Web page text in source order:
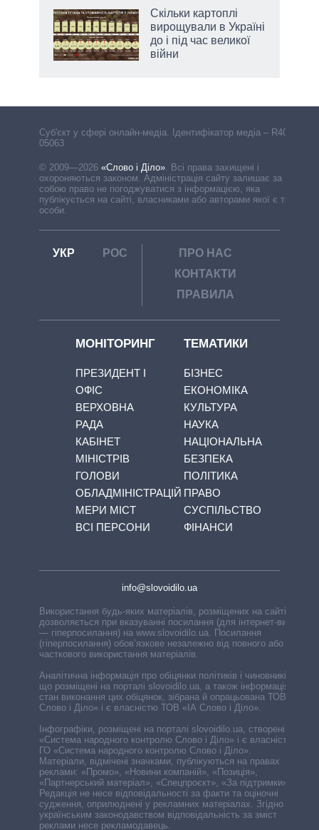
Скільки картоплі
вирощували в Україні
до і під час великої
війни
Cуб'єкт у сфері онлайн-медіа. Ідентифікатор медіа – R40-
05063
© 2009—2026 «Слово і Діло». Всі права захищені і
охороняються законом. Адміністрація сайту залишає за
собою право не погоджуватися з інформацією, яка
публікується на сайті, власниками або авторами якої є треті
особи.
УКР РОС
ПРО НАС
КОНТАКТИ
ПРАВИЛА
МОНІТОРИНГ
ПРЕЗИДЕНТ І
ОФІС
ВЕРХОВНА
РАДА
КАБІНЕТ
МІНІСТРІВ
ГОЛОВИ
ОБЛАДМІНІСТРАЦІЙ
МЕРИ МІСТ
ВСІ ПЕРСОНИ
ТЕМАТИКИ
БІЗНЕС
ЕКОНОМІКА
КУЛЬТУРА
НАУКА
НАЦІОНАЛЬНА
БЕЗПЕКА
ПОЛІТИКА
ПРАВО
СУСПІЛЬСТВО
ФІНАНСИ
info@slovoidilo.ua
Використання будь-яких матеріалів, розміщених на сайті,
дозволяється при вказуванні посилання (для інтернет-видань
— гіперпосилання) на www.slovoidilo.ua. Посилання
(гіперпосилання) обов’язкове незалежно від повного або
часткового використання матеріалів.
Аналітична інформація про обіцянки політиків і чиновників,
що розміщені на порталі slovoidilo.ua, а також інформація про
стан виконання цих обіцянок, зібрана й опрацьована ТОВ «ІА
Слово і Діло» і є власністю ТОВ «ІА Слово і Діло».
Інфографіки, розміщені на порталі slovoidilo.ua, створені ГО
«Система народного контролю Слово і Діло» і є власністю
ГО «Система народного контролю Слово і Діло».
Матеріали, відмічені значками, публікуються на правах
реклами: «Промо», «Новини компаній», «Позиція»,
«Партнерський матеріал», «Спецпроєкт», «За підтримки».
Редакція не несе відповідальності за факти та оціночні
судження, оприлюднені у рекламних матеріалах. Згідно з
українським законодавством відповідальність за зміст
реклами несе рекламодавець.